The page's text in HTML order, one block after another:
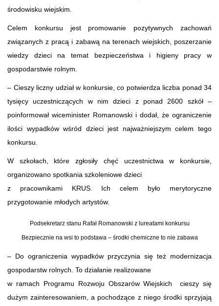
środowisku wiejskim.
Celem konkursu jest promowanie pozytywnych zachowań
związanych z pracą i zabawą na terenach wiejskich, poszerzanie
wiedzy dzieci na temat bezpieczeństwa i higieny pracy w
gospodarstwie rolnym.
– Cieszy liczny udział w konkursie, co potwierdza liczba ponad 34
tysięcy uczestniczących w nim dzieci z ponad 2600 szkół –
poinformował wiceminister Romanowski i dodał, że ograniczenie
ilości wypadków wśród dzieci jest najważniejszym celem tego
konkursu.
W szkołach, które zgłosiły chęć uczestnictwa w konkursie,
organizowano spotkania szkoleniowe dzieci
z pracownikami KRUS. Ich celem było merytoryczne
przygotowanie młodych artystów.
Podsekretarz stanu Rafał Romanowski z lureatami konkursu
Bezpiecznie na wsi to podstawa – środki chemiczne to nie zabawa
– Do ograniczenia wypadków przyczynia się też modernizacja
gospodarstw rolnych. To działanie realizowane
w ramach Programu Rozwoju Obszarów Wiejskich cieszy się
dużym zainteresowaniem, a pochodzące z niego środki sprzyjają